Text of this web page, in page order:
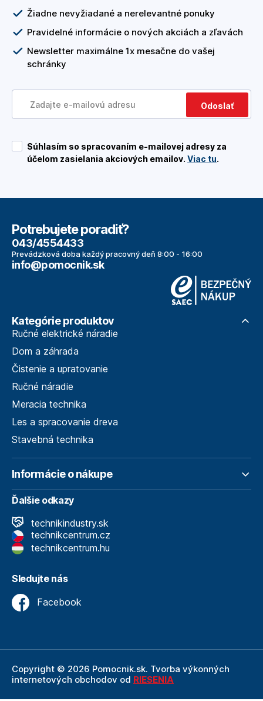
Žiadne nevyžiadané a nerelevantné ponuky
Pravidelné informácie o nových akciách a zľavách
Newsletter maximálne 1x mesačne do vašej
schránky
Odoslať
Súhlasím so spracovaním e-mailovej adresy za
účelom zasielania akciových emailov. Viac tu.
Potrebujete poradiť?
043/4554433
Prevádzková doba každý pracovný deň 8:00 - 16:00
info@pomocnik.sk
Kategórie produktov
Ručné elektrické náradie
Dom a záhrada
Čistenie a upratovanie
Ručné náradie
Meracia technika
Les a spracovanie dreva
Stavebná technika
Informácie o nákupe
Ďalšie odkazy
technikindustry.sk
technikcentrum.cz
technikcentrum.hu
Sledujte nás
Facebook
Copyright © 2026 Pomocnik.sk. Tvorba výkonných
internetových obchodov od RIESENIA